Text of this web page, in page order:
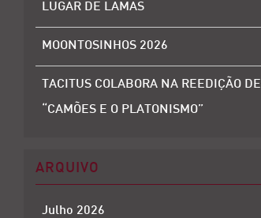
LUGAR DE LAMAS
MOONTOSINHOS 2026
TACITUS COLABORA NA REEDIÇÃO DE
“CAMÕES E O PLATONISMO”
ARQUIVO
Julho 2026